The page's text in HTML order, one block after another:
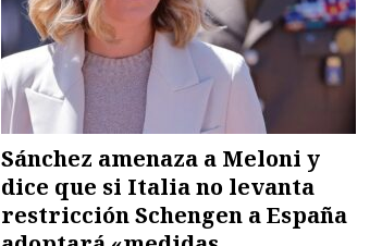
Sánchez amenaza a Meloni y
dice que si Italia no levanta
restricción Schengen a España